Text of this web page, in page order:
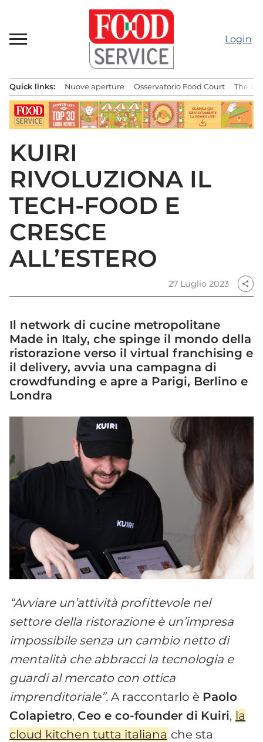
contenuto
Login
principale
Quick links: Nuove aperture Osservatorio Food Court The
KUIRI
RIVOLUZIONA IL
TECH-FOOD E
CRESCE
ALL’ESTERO
27 Luglio 2023 share
Il network di cucine metropolitane
Made in Italy, che spinge il mondo della
ristorazione verso il virtual franchising e
il delivery, avvia una campagna di
crowdfunding e apre a Parigi, Berlino e
Londra
“Avviare un’attività profittevole nel
settore della ristorazione è un’impresa
impossibile senza un cambio netto di
mentalità che abbracci la tecnologia e
guardi al mercato con ottica
imprenditoriale”. A raccontarlo è Paolo
Colapietro, Ceo e co-founder di Kuiri, la
cloud kitchen tutta italiana che sta